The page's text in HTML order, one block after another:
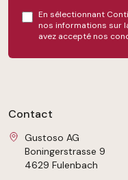
En sélectionnant
nos informations sur
avez accepté nos
Contact
Gustoso AG
Boningerstrasse 9
4629 Fulenbach